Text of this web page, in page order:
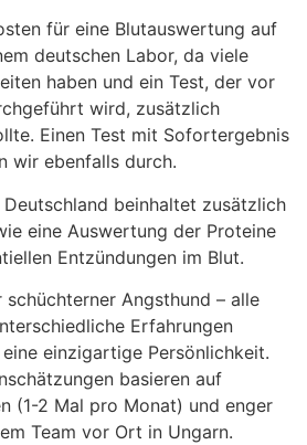
für eine Blutauswertung auf
deutschen Labor, da viele
haben und ein Test, der vor
wird, zusätzlich
Einen Test mit Sofortergebnis
wir ebenfalls durch.
beinhaltet zusätzlich
eine Auswertung der Proteine
Entzündungen im Blut.
Angsthund – alle
Erfahrungen
einzigartige Persönlichkeit.
basieren auf
(1-2 Mal pro Monat) und enger
Team vor Ort in Ungarn.